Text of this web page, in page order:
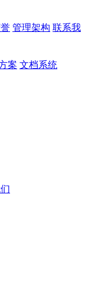
管理架构 联系我
案 文档系统